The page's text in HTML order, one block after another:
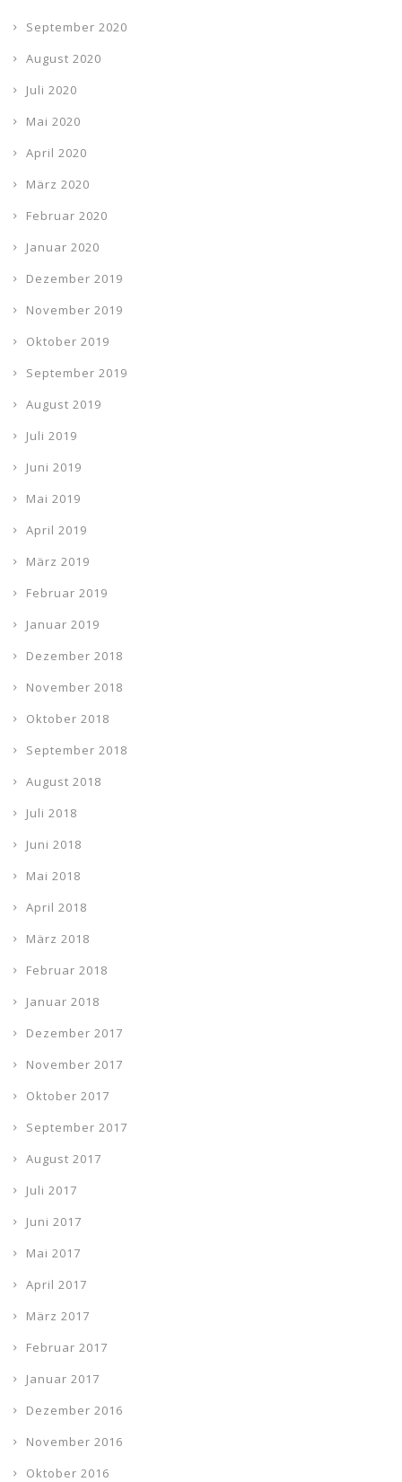
September 2020
August 2020
Juli 2020
Mai 2020
April 2020
März 2020
Februar 2020
Januar 2020
Dezember 2019
November 2019
Oktober 2019
September 2019
August 2019
Juli 2019
Juni 2019
Mai 2019
April 2019
März 2019
Februar 2019
Januar 2019
Dezember 2018
November 2018
Oktober 2018
September 2018
August 2018
Juli 2018
Juni 2018
Mai 2018
April 2018
März 2018
Februar 2018
Januar 2018
Dezember 2017
November 2017
Oktober 2017
September 2017
August 2017
Juli 2017
Juni 2017
Mai 2017
April 2017
März 2017
Februar 2017
Januar 2017
Dezember 2016
November 2016
Oktober 2016